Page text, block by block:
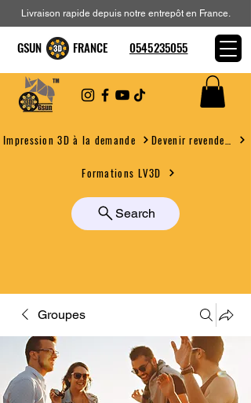
Impression 3D à la demande
Formations LV3D
Search
Livraison rapide depuis notre entrepôt en France.
GSUN FRANCE 0545235055
Groupes